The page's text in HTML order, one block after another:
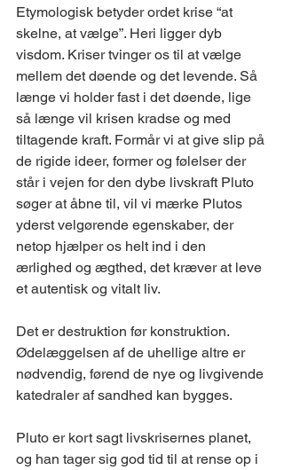
Etymologisk betyder ordet krise “at
skelne, at vælge”. Heri ligger dyb
visdom. Kriser tvinger os til at vælge
mellem det døende og det levende. Så
længe vi holder fast i det døende, lige
så længe vil krisen kradse og med
tiltagende kraft. Formår vi at give slip på
de rigide ideer, former og følelser der
står i vejen for den dybe livskraft Pluto
søger at åbne til, vil vi mærke Plutos
yderst velgørende egenskaber, der
netop hjælper os helt ind i den
ærlighed og ægthed, det kræver at leve
et autentisk og vitalt liv.
Det er destruktion før konstruktion.
Ødelæggelsen af de uhellige altre er
nødvendig, førend de nye og livgivende
katedraler af sandhed kan bygges.
Pluto er kort sagt livskrisernes planet,
og han tager sig god tid til at rense op i